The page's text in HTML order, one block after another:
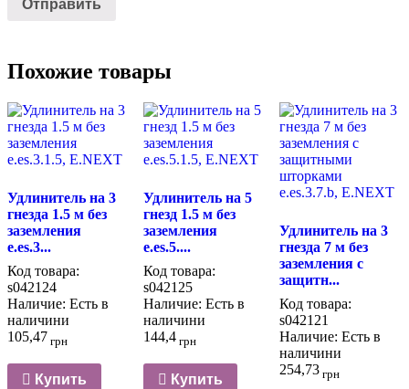
Похожие товары
Удлинитель на 3
гнезда 1.5 м без
заземления
e.es.3...
Код товара:
s042124
Наличие: Есть в
наличини
105,47 грн
Купить
Удлинитель на 5
гнезд 1.5 м без
заземления
e.es.5....
Код товара:
s042125
Наличие: Есть в
наличини
144,4 грн
Купить
Удлинитель на 3
гнезда 7 м без
заземления с
защитн...
Код товара:
s042121
Наличие: Есть в
наличини
254,73 грн